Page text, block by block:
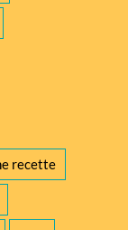
recette